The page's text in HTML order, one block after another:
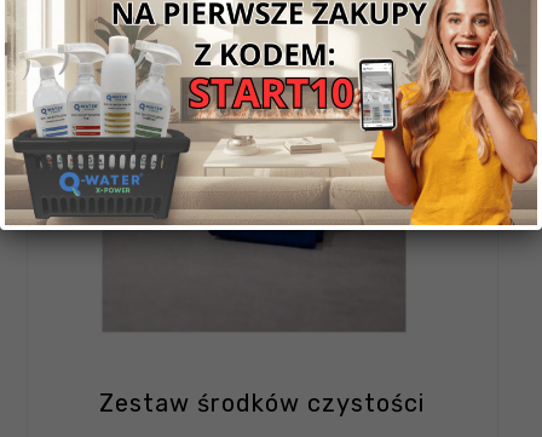
Zestaw środków czystości